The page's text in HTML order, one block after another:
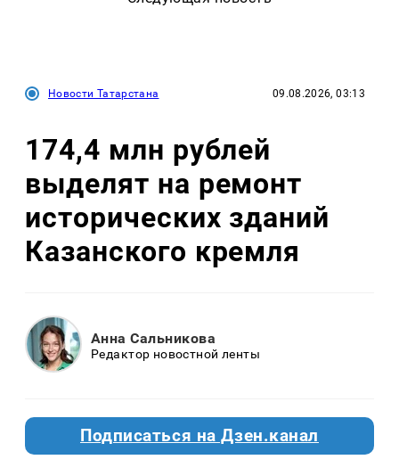
Новости Татарстана 09.08.2026, 03:13
174,4 млн рублей
выделят на ремонт
исторических зданий
Казанского кремля
Анна Сальникова
Редактор новостной ленты
Подписаться на Дзен.канал